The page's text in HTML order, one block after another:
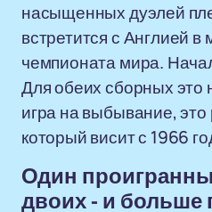
насыщенных дуэлей
встретится с Англией
чемпионата мира.
Для обеих сборных это
игра на выбывание, это
который висит с 1966
Один
двоих - и больше